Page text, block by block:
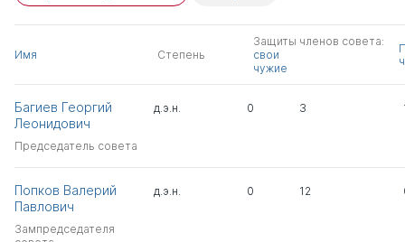
Имя Степень
Защиты членов совета:
свои
чужие
Багиев Георгий
Леонидович
Председатель совета
д.э.н. 0 3
Попков Валерий
Павлович
Зампредседателя
д.э.н. 0 12